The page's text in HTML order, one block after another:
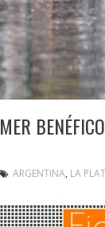
ARGENTINA, LA